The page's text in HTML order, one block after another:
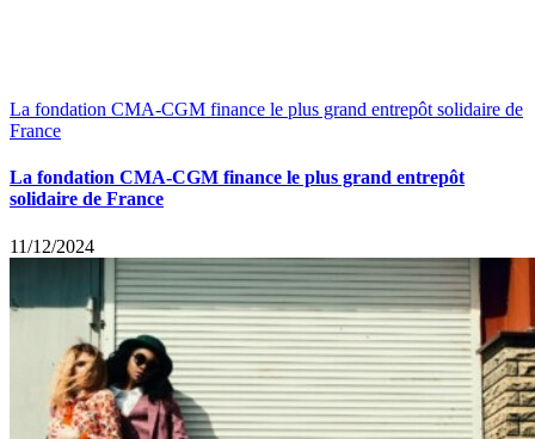
La fondation CMA-CGM finance le plus grand entrepôt solidaire de
France
La fondation CMA-CGM finance le plus grand entrepôt
solidaire de France
11/12/2024